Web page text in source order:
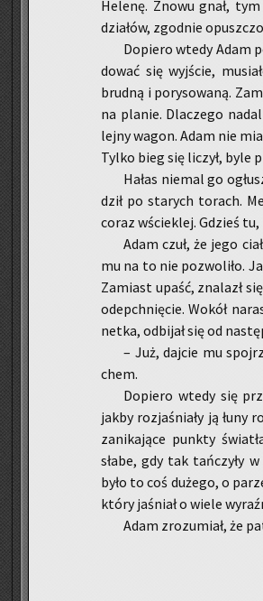
He­le­nę. Znowu gnał,
dzia­łów, zgod­nie
Do­pie­ro wtedy Adam
do­wać się wyj­ście,
brud­ną i po­ry­so­wa­ną.
na pla­nie. Dla­cze­go
lej­ny wagon. Adam nie
Tylko bieg się li­czył, byle
Hałas nie­mal go
dził po sta­rych to­rach.
coraz wście­klej. Gdzieś
Adam czuł, że jego
mu na to nie po­zwo­li­ło.
Za­miast upaść, zna­lazł
ode­pchnię­cie. Wokół
net­ka, od­bi­jał się od
– Już, daj­cie mu
chem.
Do­pie­ro wtedy się
jakby roz­ja­śnia­ły ją łuny
za­ni­ka­ją­ce punk­ty
słabe, gdy tak tań­czy­ły
było to coś du­że­go, o
który ja­śniał o wiele
Adam zro­zu­miał, że